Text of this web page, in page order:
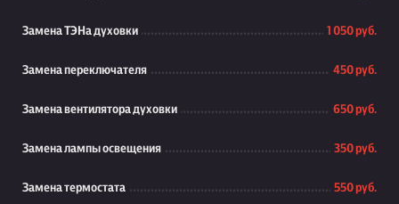
Замена ТЭНа духовки 1 050 руб.
Замена переключателя 450 руб.
Замена вентилятора духовки 650 руб.
Замена лампы освещения 350 руб.
Замена термостата 550 руб.